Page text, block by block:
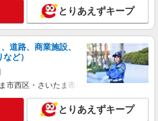
とりあえずキープ
道路、商業施設、
ど）
市西区・さいたま市岩槻区・久喜市・蓮田
とりあえずキープ